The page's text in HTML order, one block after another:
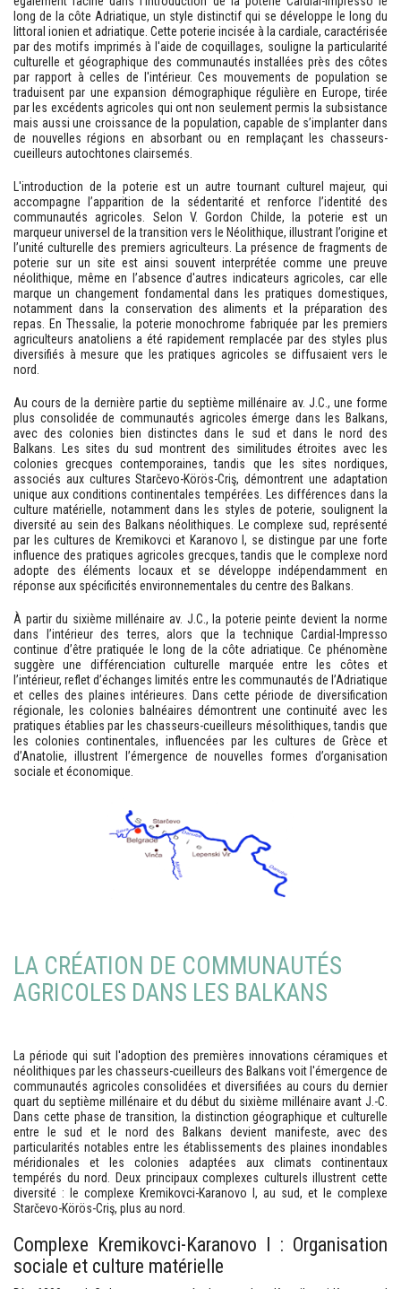
long de la côte Adriatique, un style distinctif qui se développe le long du
littoral ionien et adriatique. Cette poterie incisée à la cardiale, caractérisée
par des motifs imprimés à l'aide de coquillages, souligne la particularité
culturelle et géographique des communautés installées près des côtes
par rapport à celles de l'intérieur. Ces mouvements de population se
traduisent par une expansion démographique régulière en Europe, tirée
par les excédents agricoles qui ont non seulement permis la subsistance
mais aussi une croissance de la population, capable de s’implanter dans
de nouvelles régions en absorbant ou en remplaçant les chasseurs-
cueilleurs autochtones clairsemés.
L'introduction de la poterie est un autre tournant culturel majeur, qui
accompagne l’apparition de la sédentarité et renforce l’identité des
communautés agricoles. Selon V. Gordon Childe, la poterie est un
marqueur universel de la transition vers le Néolithique, illustrant l’origine et
l’unité culturelle des premiers agriculteurs. La présence de fragments de
poterie sur un site est ainsi souvent interprétée comme une preuve
néolithique, même en l’absence d'autres indicateurs agricoles, car elle
marque un changement fondamental dans les pratiques domestiques,
notamment dans la conservation des aliments et la préparation des
repas. En Thessalie, la poterie monochrome fabriquée par les premiers
agriculteurs anatoliens a été rapidement remplacée par des styles plus
diversifiés à mesure que les pratiques agricoles se diffusaient vers le
nord.
Au cours de la dernière partie du septième millénaire av. J.C., une forme
plus consolidée de communautés agricoles émerge dans les Balkans,
avec des colonies bien distinctes dans le sud et dans le nord des
Balkans. Les sites du sud montrent des similitudes étroites avec les
colonies grecques contemporaines, tandis que les sites nordiques,
associés aux cultures Starčevo-Körös-Criş, démontrent une adaptation
unique aux conditions continentales tempérées. Les différences dans la
culture matérielle, notamment dans les styles de poterie, soulignent la
diversité au sein des Balkans néolithiques. Le complexe sud, représenté
par les cultures de Kremikovci et Karanovo I, se distingue par une forte
influence des pratiques agricoles grecques, tandis que le complexe nord
adopte des éléments locaux et se développe indépendamment en
réponse aux spécificités environnementales du centre des Balkans.
À partir du sixième millénaire av. J.C., la poterie peinte devient la norme
dans l’intérieur des terres, alors que la technique Cardial-Impresso
continue d’être pratiquée le long de la côte adriatique. Ce phénomène
suggère une différenciation culturelle marquée entre les côtes et
l’intérieur, reflet d’échanges limités entre les communautés de l’Adriatique
et celles des plaines intérieures. Dans cette période de diversification
régionale, les colonies balnéaires démontrent une continuité avec les
pratiques établies par les chasseurs-cueilleurs mésolithiques, tandis que
les colonies continentales, influencées par les cultures de Grèce et
d’Anatolie, illustrent l’émergence de nouvelles formes d’organisation
sociale et économique.
LA CRÉATION DE COMMUNAUTÉS
AGRICOLES DANS LES BALKANS
La période qui suit l'adoption des premières innovations céramiques et
néolithiques par les chasseurs-cueilleurs des Balkans voit l'émergence de
communautés agricoles consolidées et diversifiées au cours du dernier
quart du septième millénaire et du début du sixième millénaire avant J.-C.
Dans cette phase de transition, la distinction géographique et culturelle
entre le sud et le nord des Balkans devient manifeste, avec des
particularités notables entre les établissements des plaines inondables
méridionales et les colonies adaptées aux climats continentaux
tempérés du nord. Deux principaux complexes culturels illustrent cette
diversité : le complexe Kremikovci-Karanovo I, au sud, et le complexe
Starčevo-Körös-Criş, plus au nord.
Complexe Kremikovci-Karanovo I : Organisation
sociale et culture matérielle